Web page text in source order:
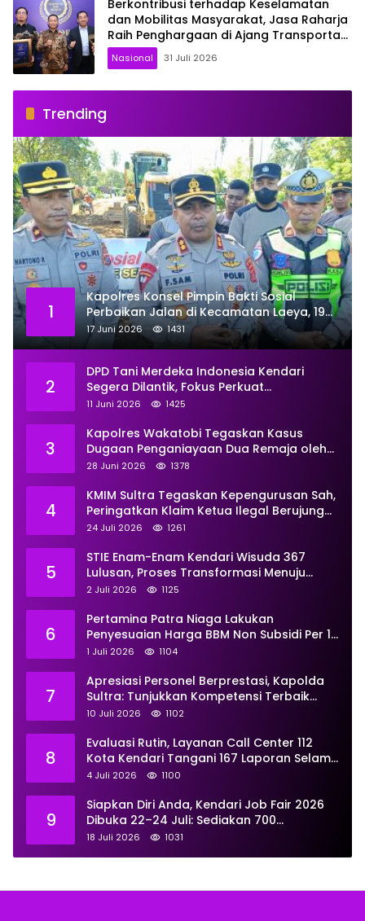
Berkontribusi terhadap Keselamatan
dan Mobilitas Masyarakat, Jasa Raharja
Raih Penghargaan di Ajang Transportasi
Indonesia Awards 2026
Nasional 31 Juli 2026
Trending
1
Kapolres Konsel Pimpin Bakti Sosial
Perbaikan Jalan di Kecamatan Laeya, 19
Titik Rusak Siap Ditambal
17 Juni 2026 1431
2
DPD Tani Merdeka Indonesia Kendari
Segera Dilantik, Fokus Perkuat
Pemberdayaan
11 Juni 2026 1425
3
Kapolres Wakatobi Tegaskan Kasus
Dugaan Penganiayaan Dua Remaja oleh
Dua Anggota Ditangani Secara
28 Juni 2026 1378
4
KMIM Sultra Tegaskan Kepengurusan Sah,
Peringatkan Klaim Ketua Ilegal Berujung
Proses Hukum
24 Juli 2026 1261
5
STIE Enam-Enam Kendari Wisuda 367
Lulusan, Proses Transformasi Menuju
Universitas Resmi Diterima
2 Juli 2026 1125
6
Pertamina Patra Niaga Lakukan
Penyesuaian Harga BBM Non Subsidi Per 1
Juli 2026, Berikut Rinciannya
1 Juli 2026 1104
7
Apresiasi Personel Berprestasi, Kapolda
Sultra: Tunjukkan Kompetensi Terbaik
untuk Masyarakat
10 Juli 2026 1102
8
Evaluasi Rutin, Layanan Call Center 112
Kota Kendari Tangani 167 Laporan Selama
Juni
4 Juli 2026 1100
9
Siapkan Diri Anda, Kendari Job Fair 2026
Dibuka 22–24 Juli: Sediakan 700
Lowongan dari 30 Perusahaan
18 Juli 2026 1031